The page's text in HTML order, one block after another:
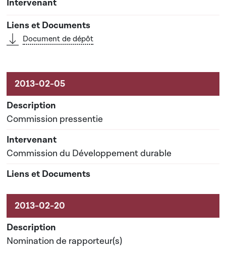
Document de dépôt
Commission pressentie
Commission du Développement durable
Nomination de rapporteur(s)